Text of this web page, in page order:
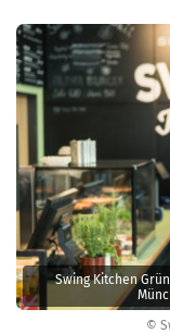
©
Swing Kitchen